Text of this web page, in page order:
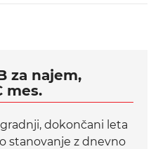
za najem,
mes.
dokončani leta
stanovanje z dnevno